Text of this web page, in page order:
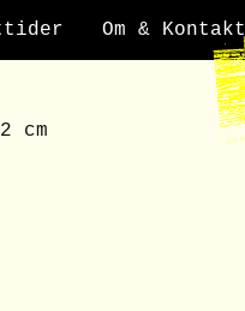
Om & Kontakt
cm